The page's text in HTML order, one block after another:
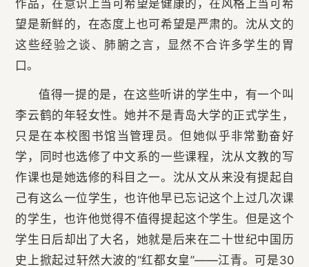
作品，在意识上当可希望是健康的，在风格上当可希
望是新鲜的，在态度上也可希望是严肃的。沈从文的
这些经验之谈、肺腑之言，显然不合许多学生的胃
口。
值得一提的是，在这些听讲的学生中，有一个叫
李云鹤的年轻女性。她并不是青岛大学的正式学生，
只是在本校图书馆当管理员。但她似乎非常勤奋好
学，同时也选修了中文系的一些课程，沈从文教的写
作课也是她选修的科目之一。沈从文从来没有提起自
己有这么一位学生，也许他早已忘记这个上过几次课
的学生，也许他觉得不值得提起这个学生。但是这个
学生日后却出了大名，她就是后来在二十世纪中国历
史上掀起过轩然大波的“红都女皇”——江青。可是30